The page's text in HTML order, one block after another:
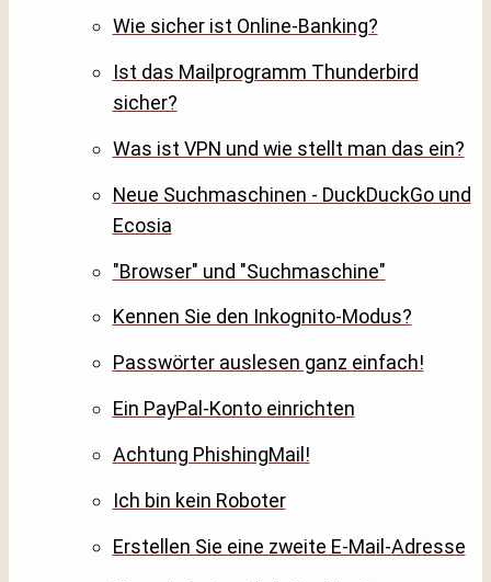
Wie sicher ist Online-Banking?
Ist das Mailprogramm Thunderbird
sicher?
Was ist VPN und wie stellt man das ein?
Neue Suchmaschinen - DuckDuckGo und
Ecosia
"Browser" und "Suchmaschine"
Kennen Sie den Inkognito-Modus?
Passwörter auslesen ganz einfach!
Ein PayPal-Konto einrichten
Achtung PhishingMail!
Ich bin kein Roboter
Erstellen Sie eine zweite E-Mail-Adresse